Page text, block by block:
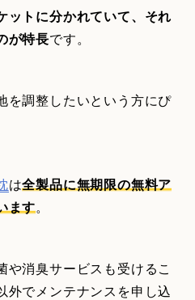
ットに分かれていて、それ
が特長です。
を調整したいという方にぴ
は全製品に無期限の無料ア
ます。
や消臭サービスも受けるこ
外でメンテナンスを申し込